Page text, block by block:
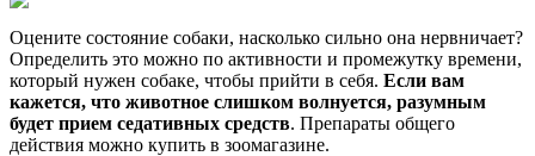
Оцените состояние собаки, насколько сильно она нервничает?
Определить это можно по активности и промежутку времени,
который нужен собаке, чтобы прийти в себя. Если вам
кажется, что животное слишком волнуется, разумным
будет прием седативных средств. Препараты общего
действия можно купить в зоомагазине.